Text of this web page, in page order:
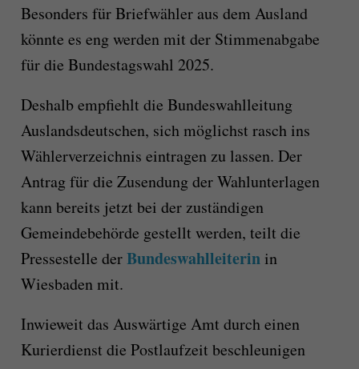
Besonders für Briefwähler aus dem Ausland
könnte es eng werden mit der Stimmenabgabe
für die Bundestagswahl 2025.
Deshalb empfiehlt die Bundeswahlleitung
Auslandsdeutschen, sich möglichst rasch ins
Wählerverzeichnis eintragen zu lassen. Der
Antrag für die Zusendung der Wahlunterlagen
kann bereits jetzt bei der zuständigen
Gemeindebehörde gestellt werden, teilt die
Pressestelle derBundeswahlleiterinin
Wiesbaden mit.
Inwieweit das Auswärtige Amt durch einen
Kurierdienst die Postlaufzeit beschleunigen